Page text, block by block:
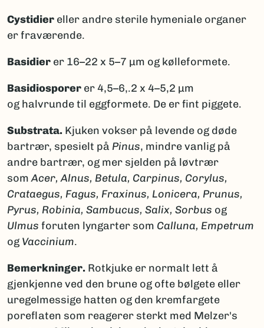
Cystidier eller andre sterile hymeniale organer
er fraværende.
Basidier er 16–22 x 5–7 μm og kølleformete.
Basidiosporer er 4,5–6,.2 x 4–5,2 µm
og halvrunde til eggformete. De er fint piggete.
Substrata. Kjuken vokser på levende og døde
bartrær, spesielt på Pinus, mindre vanlig på
andre bartrær, og mer sjelden på løvtrær
somAcer, Alnus, Betula, Carpinus, Corylus,
Crataegus, Fagus, Fraxinus, Lonicera, Prunus,
Pyrus, Robinia, Sambucus, Salix, Sorbus og
Ulmus foruten lyngarter som Calluna, Empetrum
og Vaccinium.
Bemerkninger. Rotkjuke er normalt lett å
gjenkjenne ved den brune og ofte bølgete eller
uregelmessige hatten og den kremfargete
poreflaten som reagerer sterkt med Melzer's